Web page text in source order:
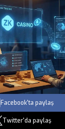
Facebook'ta paylaş
Twitter'da paylaş